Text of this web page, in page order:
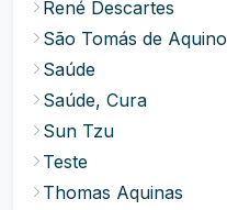
René Descartes
São Tomás de Aquino
Saúde
Saúde, Cura
Sun Tzu
Teste
Thomas Aquinas